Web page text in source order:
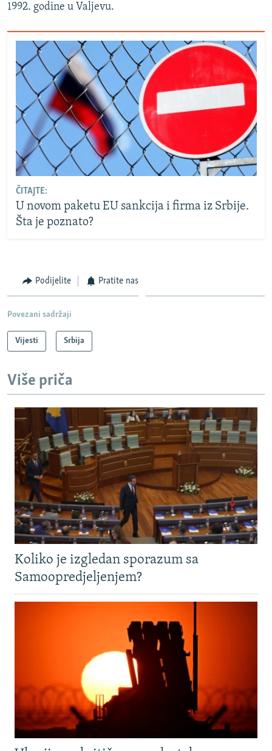
1992. godine u Valjevu.
ČITAJTE:
U novom paketu EU sankcija i firma iz Srbije.
Šta je poznato?
Podijelite Pratite nas
Povezani sadržaji
Vijesti Srbija
Više priča
Koliko je izgledan sporazum sa
Samoopredjeljenjem?